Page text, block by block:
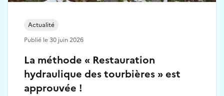
La méthode « Restauration
hydraulique des tourbières » est
approuvée !
Actualité
Publié le 30 juin 2026